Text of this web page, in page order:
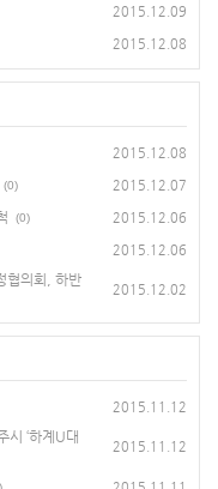
2015.12.09
2015.12.08
2015.12.08
(0) 2015.12.07
(0) 2015.12.06
2015.12.06
협의회, 하반
2015.12.02
2015.11.12
시 ‘하계U대
2015.11.12